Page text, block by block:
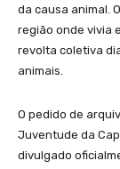
da causa animal.
região onde vivia
revolta coletiva
animais.
O pedido de
Juventude da
divulgado